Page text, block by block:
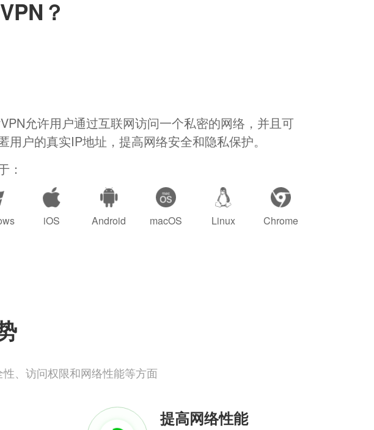
？
允许用户通过互联网访问一个私密的网络，并且可
用户的真实IP地址，提高网络安全和隐私保护。
：
iOS Android macOS Linux Chrome
、访问权限和网络性能等方面
提高网络性能